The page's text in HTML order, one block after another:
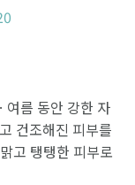
름 동안 강한 자
건조해진 피부를
고 탱탱한 피부로